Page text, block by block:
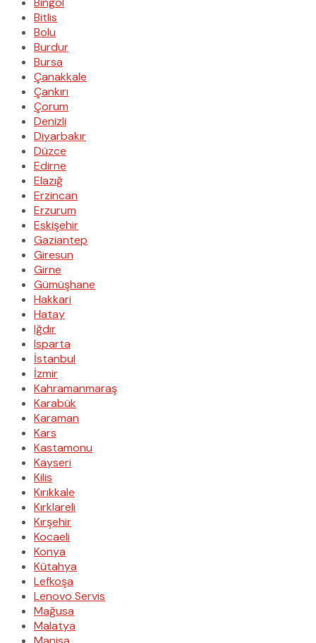
Bitlis
Bolu
Burdur
Bursa
Çanakkale
Çankırı
Çorum
Denizli
Diyarbakır
Düzce
Edirne
Elazığ
Erzincan
Erzurum
Eskişehir
Gaziantep
Giresun
Girne
Gümüşhane
Hakkari
Hatay
Iğdır
Isparta
İstanbul
İzmir
Kahramanmaraş
Karabük
Karaman
Kars
Kastamonu
Kayseri
Kilis
Kırıkkale
Kırklareli
Kırşehir
Kocaeli
Konya
Kütahya
Lefkoşa
Lenovo Servis
Mağusa
Malatya